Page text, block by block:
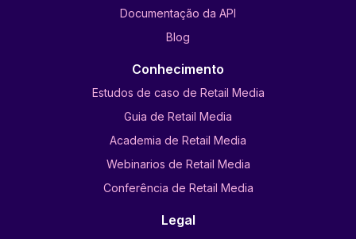
Documentação da API
Blog
Conhecimento
Estudos de caso de Retail Media
Guia de Retail Media
Academia de Retail Media
Webinarios de Retail Media
Conferência de Retail Media
Legal